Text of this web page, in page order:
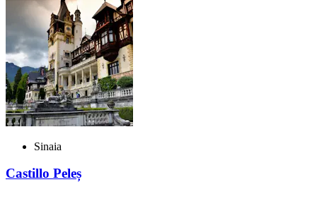
Sinaia
Castillo Peleș